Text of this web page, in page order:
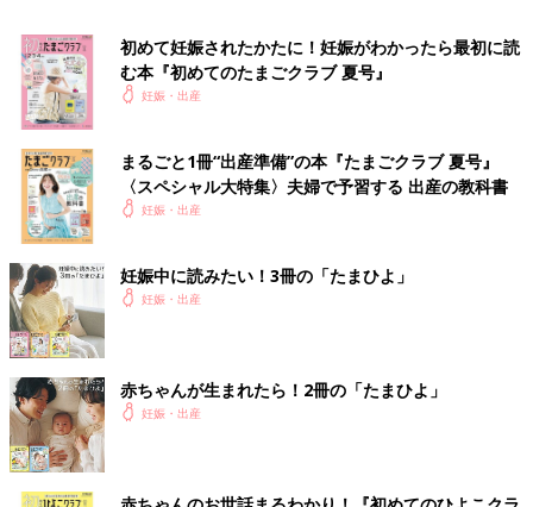
Amazonで購入する（送料無料）
初めて妊娠されたかたに！妊娠がわかったら最初に読
む本『初めてのたまごクラブ 夏号』
妊娠・出産
まるごと1冊“出産準備”の本『たまごクラブ 夏号』
〈スペシャル大特集〉夫婦で予習する 出産の教科書
妊娠・出産
妊娠中に読みたい！3冊の「たまひよ」
妊娠・出産
赤ちゃんが生まれたら！2冊の「たまひよ」
妊娠・出産